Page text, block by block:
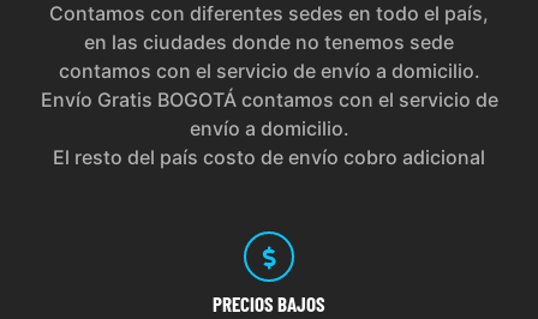
Contamos con diferentes sedes en todo el país,
en las ciudades donde no tenemos sede
contamos con el servicio de envío a domicilio.
Envío Gratis BOGOTÁ contamos con el servicio de
envío a domicilio.
El resto del país costo de envío cobro adicional
PRECIOS BAJOS